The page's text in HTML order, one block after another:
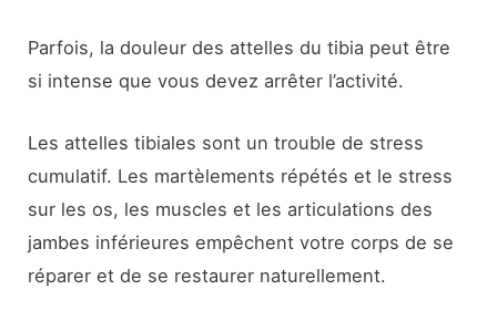
Parfois, la douleur des attelles du tibia peut être
si intense que vous devez arrêter l’activité.
Les attelles tibiales sont un trouble de stress
cumulatif. Les martèlements répétés et le stress
sur les os, les muscles et les articulations des
jambes inférieures empêchent votre corps de se
réparer et de se restaurer naturellement.